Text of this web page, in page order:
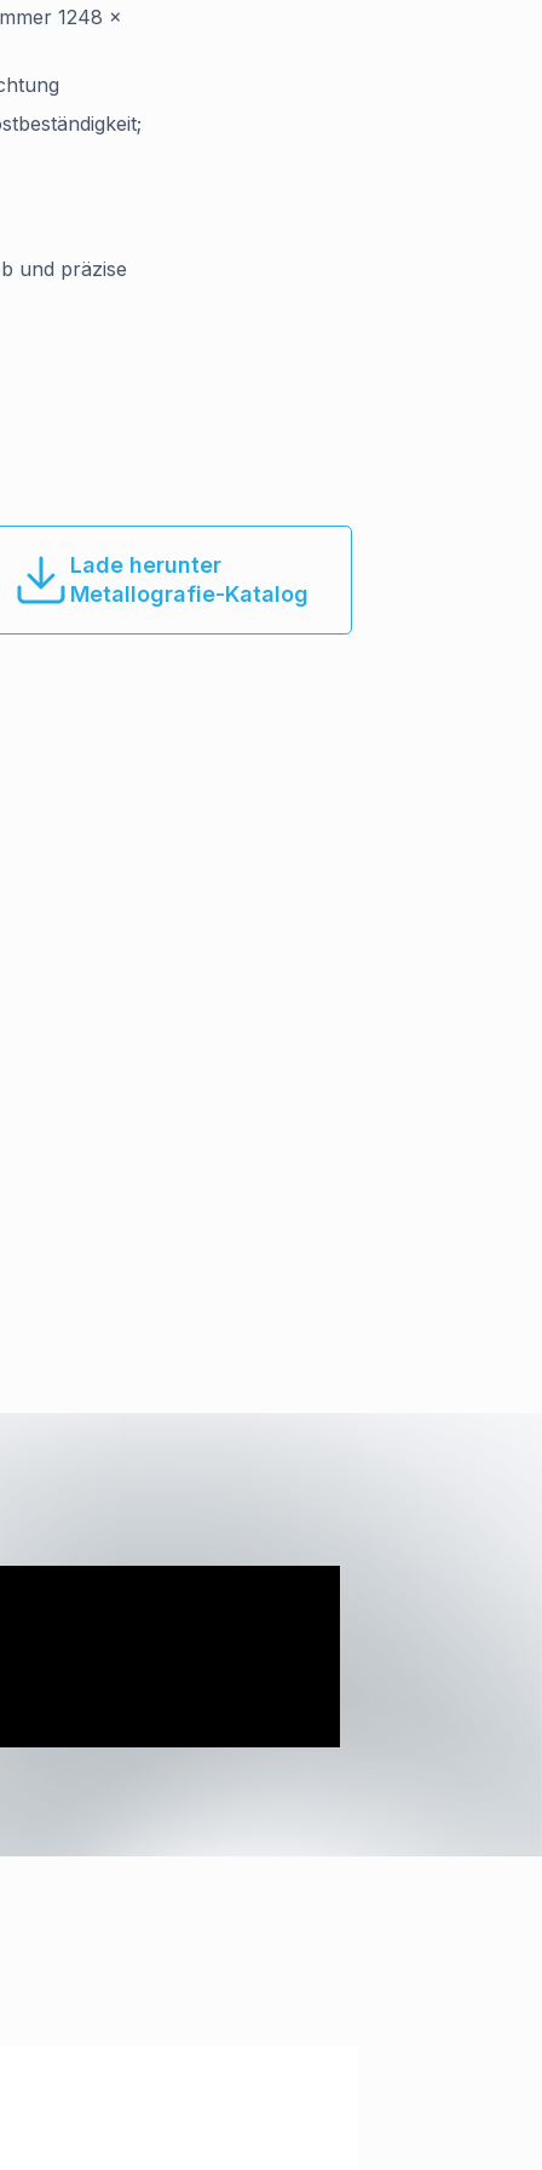
1248 ×
und präzise
Lade herunter
Metallografie-Katalog